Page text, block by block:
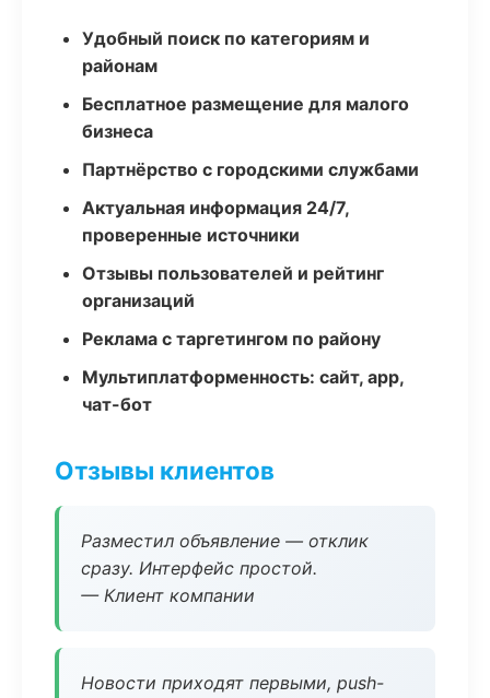
Удобный поиск по категориям и
районам
Бесплатное размещение для малого
бизнеса
Партнёрство с городскими службами
Актуальная информация 24/7,
проверенные источники
Отзывы пользователей и рейтинг
организаций
Реклама с таргетингом по району
Мультиплатформенность: сайт, app,
чат-бот
Отзывы клиентов
Разместил объявление — отклик
сразу. Интерфейс простой.
— Клиент компании
Новости приходят первыми, push-